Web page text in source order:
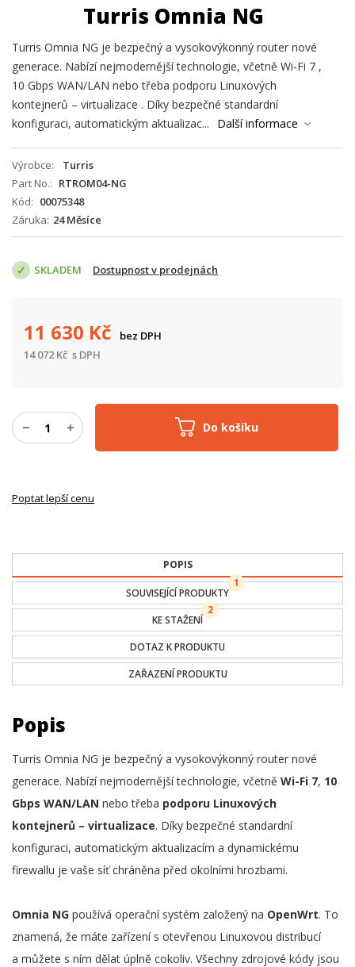
Turris Omnia NG
Turris Omnia NG je bezpečný a vysokovýkonný router nové
generace. Nabízí nejmodernější technologie, včetně Wi-Fi 7 ,
10 Gbps WAN/LAN nebo třeba podporu Linuxových
kontejnerů – virtualizace . Díky bezpečné standardní
konfiguraci, automatickým aktualizac...
Další informace
Výrobce
Turris
Part No.
RTROM04-NG
Kód
00075348
Záruka 24 Měsíce
SKLADEM Dostupnost v prodejnách
Do košíku
11 630 Kč
bez DPH
14 072 Kč s DPH
Poptat lepší cenu
POPIS
SOUVISEJÍCÍ PRODUKTY
1
KE STAŽENÍ
2
DOTAZ K PRODUKTU
ZAŘAZENÍ PRODUKTU
Popis
Turris Omnia NG je bezpečný a vysokovýkonný router nové
generace. Nabízí nejmodernější technologie, včetně Wi-Fi 7, 10
Gbps WAN/LAN nebo třeba podporu Linuxových
kontejnerů – virtualizace. Díky bezpečné standardní
konfiguraci, automatickým aktualizacím a dynamickému
firewallu je vaše síť chráněna před okolními hrozbami.
Omnia NG používá operační systém založený na OpenWrt. To
znamená, že máte zařízení s otevřenou Linuxovou distribucí
a můžete s ním dělat úplně cokoliv. Všechny zdrojové kódy jsou